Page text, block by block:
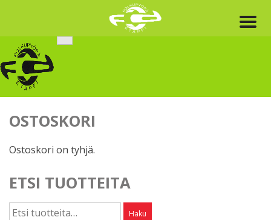
content
OSTOSKORI
Ostoskori on tyhjä.
ETSI TUOTTEITA
Etsi: Haku